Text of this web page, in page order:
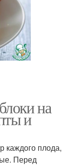
на
и
каждого плода,
Перед